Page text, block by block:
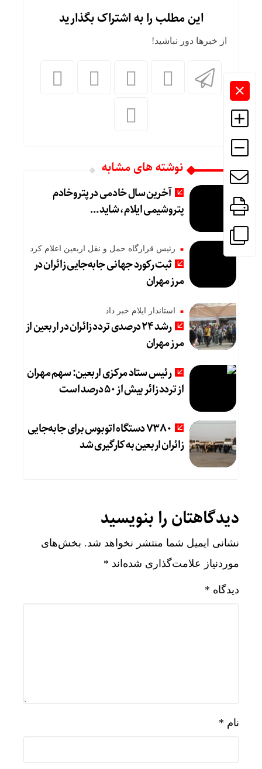
این مطلب را به اشتراک بگذارید
از خبرها دور نباشید!
نوشته های مشابه
آخرین سال خادمی در پتروخادم
پتروشیمی ایلام، شاید …
رئیس قرارگاه حمل و نقل اربعین اعلام کرد
ثبت رکورد جهانی جابه‌جایی زائران در
مرز مهران
استاندار ایلام خبر داد
رشد ۲۴ درصدی تردد زائران در اربعین از
مرز مهران
رئیس ستاد مرکزی اربعین: سهم مهران
از تردد زائر بیش از ۵۰ درصد است
۷۳۸۰ دستگاه اتوبوس برای جابه‌جایی
زائران اربعین به‌ کارگیری شد
دیدگاهتان را بنویسید
نشانی ایمیل شما منتشر نخواهد شد. بخش‌های
موردنیاز علامت‌گذاری شده‌اند *
دیدگاه *
نام *